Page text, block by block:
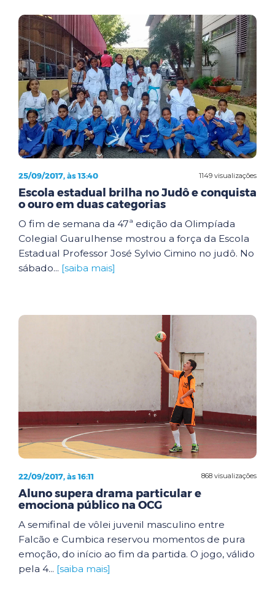
1149 visualizações
25/09/2017, às 13:40
Escola estadual brilha no Judô e conquista
o ouro em duas categorias
O fim de semana da 47ª edição da Olimpíada
Colegial Guarulhense mostrou a força da Escola
Estadual Professor José Sylvio Cimino no judô. No
sábado... [saiba mais]
868 visualizações
22/09/2017, às 16:11
Aluno supera drama particular e
emociona público na OCG
A semifinal de vôlei juvenil masculino entre
Falcão e Cumbica reservou momentos de pura
emoção, do início ao fim da partida. O jogo, válido
pela 4... [saiba mais]